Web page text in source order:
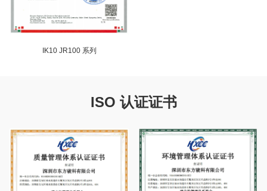
IK10 JR100 系列
ISO 认证证书